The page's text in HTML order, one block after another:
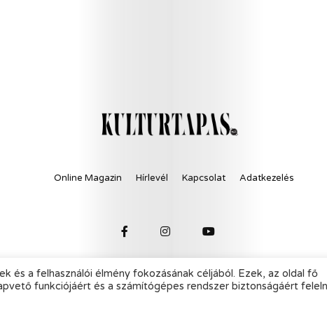
Online Magazin Hírlevél Kapcsolat Adatkezelés
© 2021 KultúrTapas - All Rights Reserved.
és a felhasználói élmény fokozásának céljából. Ezek, az oldal fő
funkciójáért és a számítógépes rendszer biztonságáért